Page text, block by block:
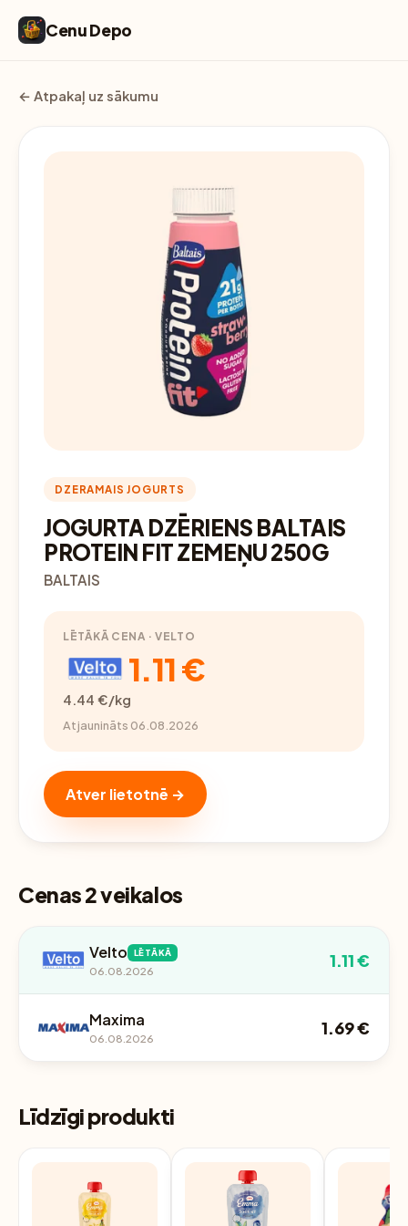
Cenu Depo
← Atpakaļ uz sākumu
DZERAMAIS JOGURTS
JOGURTA DZĒRIENS BALTAIS
PROTEIN FIT ZEMEŅU 250G
BALTAIS
LĒTĀKĀ CENA · VELTO
1.11 €
4.44 €/kg
Atjaunināts 06.08.2026
Atver lietotnē →
Cenas 2 veikalos
Velto LĒTĀKĀ
06.08.2026
1.11 €
Maxima
06.08.2026
1.69 €
Līdzīgi produkti